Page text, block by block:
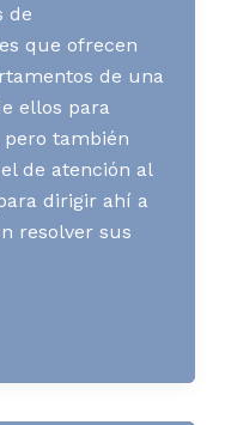
de
que ofrecen
de una
ellos para
también
de atención al
dirigir ahí a
resolver sus